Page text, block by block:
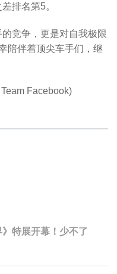
排名第5。
竞争，更是对自我极限
陪伴着顶尖车手们，继
Facebook)
》特展开幕！少不了